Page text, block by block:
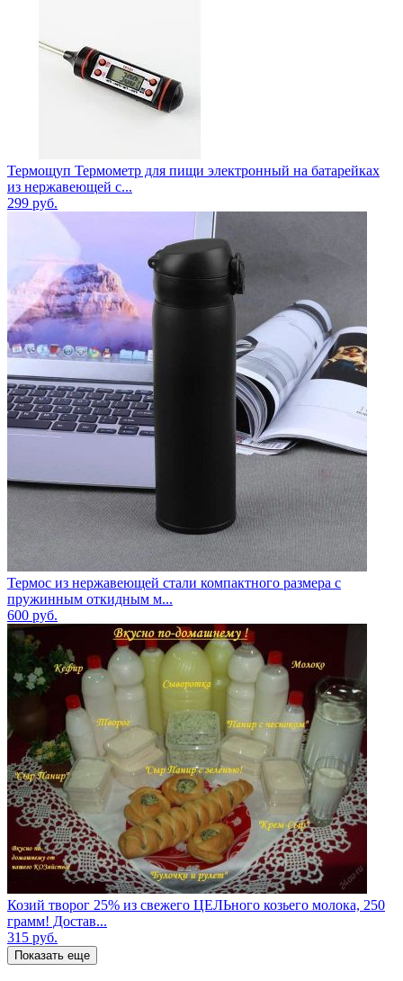
Термощуп Термометр для пищи электронный на батарейках
из нержавеющей с...
299 руб.
Термос из нержавеющей стали компактного размера с
пружинным откидным м...
600 руб.
Козий творог 25% из свежего ЦЕЛЬного козьего молока, 250
грамм! Достав...
315 руб.
Показать еще